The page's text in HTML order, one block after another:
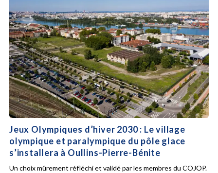
Jeux Olympiques d’hiver 2030 : Le village
olympique et paralympique du pôle glace
s’installera à Oullins-Pierre-Bénite
Un choix mûrement réfléchi et validé par les membres du COJOP.